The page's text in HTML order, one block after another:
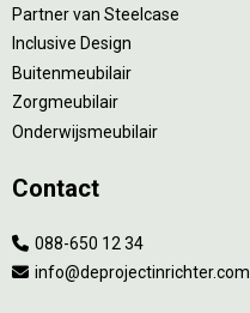
Partner van Steelcase
Inclusive Design
Buitenmeubilair
Zorgmeubilair
Onderwijsmeubilair
Contact
088-650 12 34
info@deprojectinrichter.com